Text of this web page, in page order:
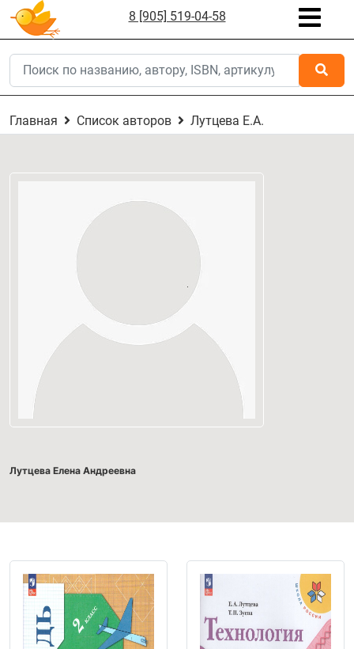
8 [905] 519-04-58
Главная Список авторов Лутцева Е.А.
Лутцева Елена Андреевна